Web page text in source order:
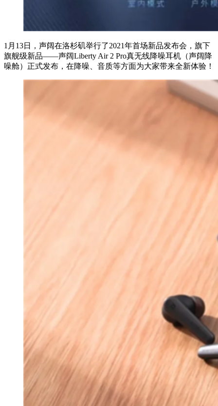
1月13日，声阔在洛杉矶举行了2021年首场新品发布会，旗下
旗舰级新品——声阔Liberty Air 2 Pro真无线降噪耳机（声阔降
噪舱）正式发布，在降噪、音质等方面为大家带来全新体验！